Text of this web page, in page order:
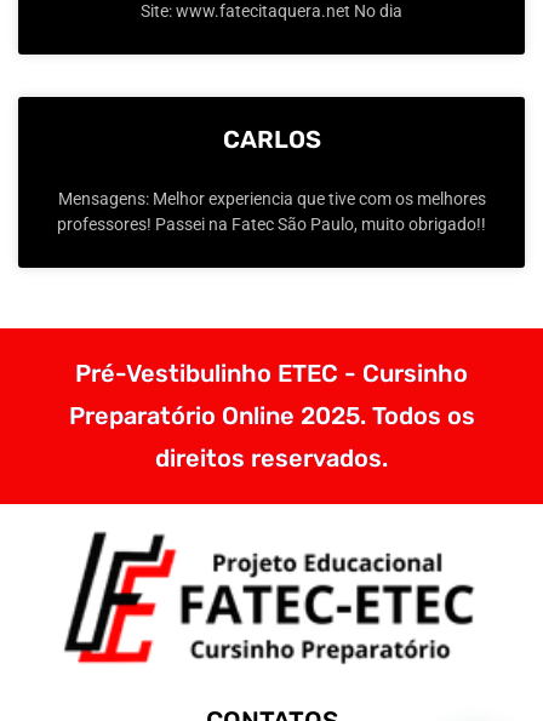
Site: www.fatecitaquera.net No dia
CARLOS
Mensagens: Melhor experiencia que tive com os melhores
professores! Passei na Fatec São Paulo, muito obrigado!!
Pré-Vestibulinho ETEC - Cursinho
Preparatório Online 2025. Todos os
direitos reservados.